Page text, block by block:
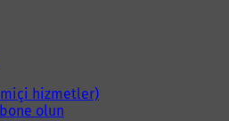
hizmetler)
olun